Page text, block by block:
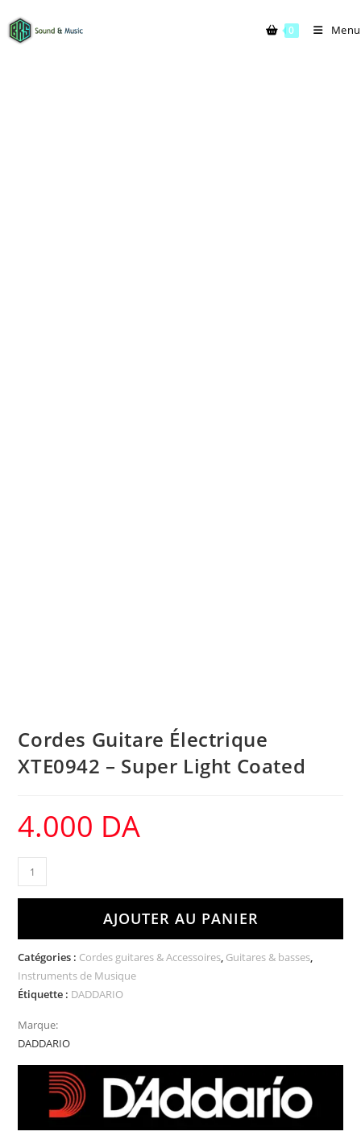
0 Menu
Cordes Guitare Électrique
XTE0942 – Super Light Coated
4.000 DA
AJOUTER AU PANIER
Catégories : Cordes guitares & Accessoires, Guitares & basses,
Instruments de Musique
Étiquette : DADDARIO
Marque:
DADDARIO